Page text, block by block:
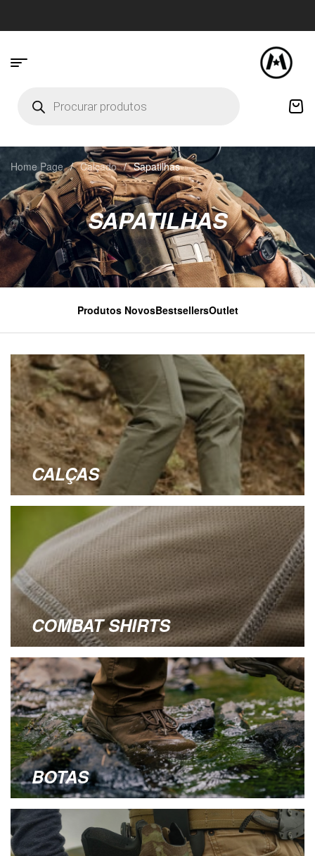
SAPATILHAS
Home Page / Calçado / Sapatilhas
Produtos NovosBestsellersOutlet
CALÇAS
COMBAT SHIRTS
BOTAS